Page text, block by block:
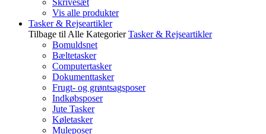
Skrivesæt
Vis alle produkter
Tasker & Rejseartikler
Tilbage til Alle Kategorier Tasker & Rejseartikler
Bomuldsnet
Bæltetasker
Computertasker
Dokumenttasker
Frugt- og grøntsagsposer
Indkøbsposer
Jute Tasker
Køletasker
Muleposer